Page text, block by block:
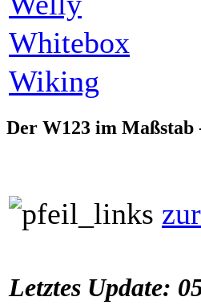
Whitebox
Wiking
Der W123 im Maßstab
Letztes Update: